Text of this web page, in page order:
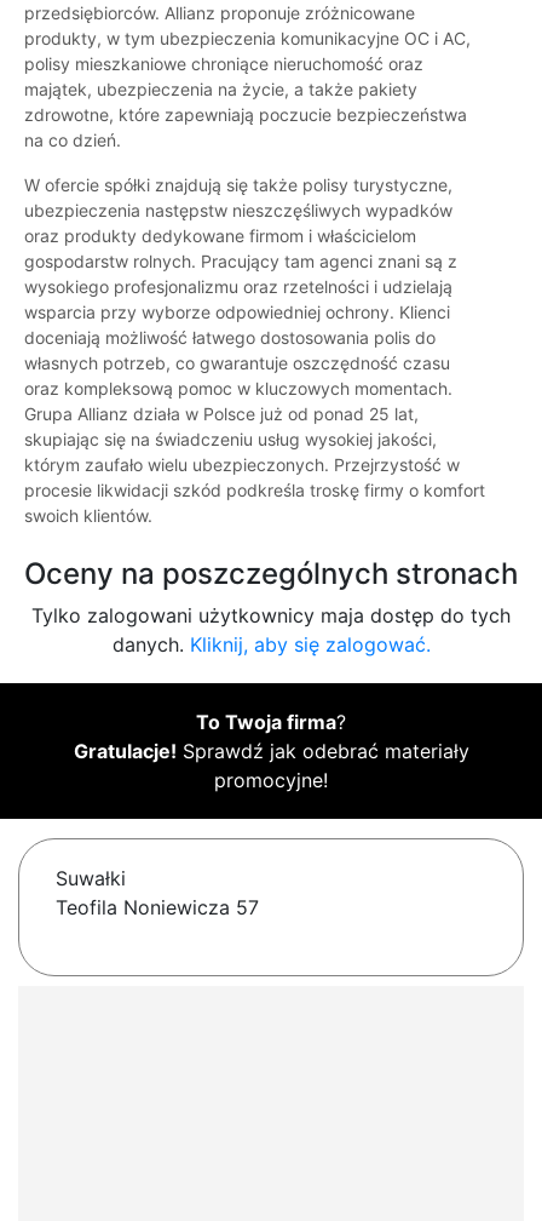
przedsiębiorców. Allianz proponuje zróżnicowane
produkty, w tym ubezpieczenia komunikacyjne OC i AC,
polisy mieszkaniowe chroniące nieruchomość oraz
majątek, ubezpieczenia na życie, a także pakiety
zdrowotne, które zapewniają poczucie bezpieczeństwa
na co dzień.
W ofercie spółki znajdują się także polisy turystyczne,
ubezpieczenia następstw nieszczęśliwych wypadków
oraz produkty dedykowane firmom i właścicielom
gospodarstw rolnych. Pracujący tam agenci znani są z
wysokiego profesjonalizmu oraz rzetelności i udzielają
wsparcia przy wyborze odpowiedniej ochrony. Klienci
doceniają możliwość łatwego dostosowania polis do
własnych potrzeb, co gwarantuje oszczędność czasu
oraz kompleksową pomoc w kluczowych momentach.
Grupa Allianz działa w Polsce już od ponad 25 lat,
skupiając się na świadczeniu usług wysokiej jakości,
którym zaufało wielu ubezpieczonych. Przejrzystość w
procesie likwidacji szkód podkreśla troskę firmy o komfort
swoich klientów.
Oceny na poszczególnych stronach
Tylko zalogowani użytkownicy maja dostęp do tych
danych. Kliknij, aby się zalogować.
To Twoja firma?
Gratulacje! Sprawdź jak odebrać materiały
promocyjne!
Suwałki
Teofila Noniewicza 57